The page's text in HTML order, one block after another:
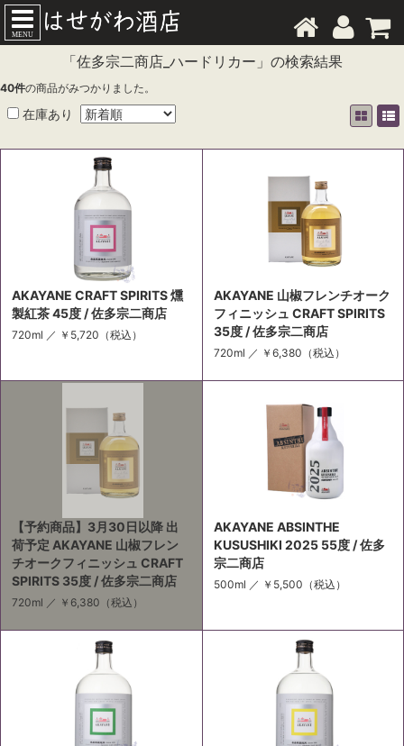
MENU
「佐多宗二商店_ハードリカー」の検索結果
40件の商品がみつかりました。
在庫あり
AKAYANE CRAFT SPIRITS 燻
製紅茶 45度 / 佐多宗二商店
720ml ／ ￥5,720 （税込）
AKAYANE 山椒フレンチオーク
フィニッシュ CRAFT SPIRITS
35度 / 佐多宗二商店
720ml ／ ￥6,380 （税込）
【予約商品】3月30日以降 出
荷予定 AKAYANE 山椒フレン
チオークフィニッシュ CRAFT
SPIRITS 35度 / 佐多宗二商店
720ml ／ ￥6,380 （税込）
AKAYANE ABSINTHE
KUSUSHIKI 2025 55度 / 佐多
宗二商店
500ml ／ ￥5,500 （税込）